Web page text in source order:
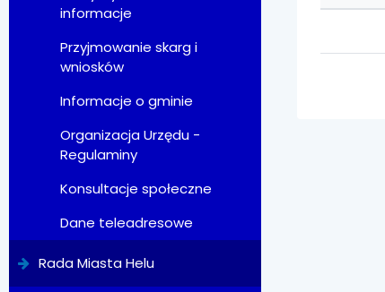
informacje
Przyjmowanie skarg i
wniosków
Informacje o gminie
Organizacja Urzędu -
Regulaminy
Konsultacje społeczne
Dane teleadresowe
Rada Miasta Helu